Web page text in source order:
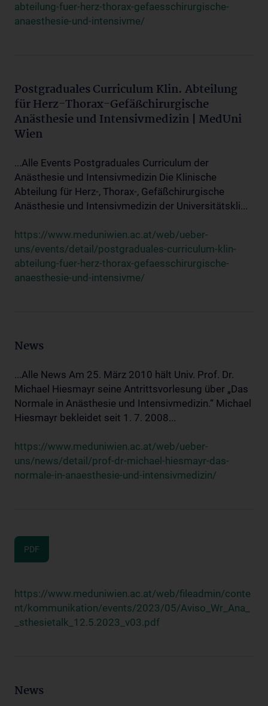
abteilung-fuer-herz-thorax-gefaesschirurgische-
anaesthesie-und-intensivme/
Postgraduales Curriculum Klin. Abteilung
für Herz-Thorax-Gefäßchirurgische
Anästhesie und Intensivmedizin | MedUni
Wien
...Alle Events Postgraduales Curriculum der
Anästhesie und Intensivmedizin Die Klinische
Abteilung für Herz-, Thorax-, Gefäßchirurgische
Anästhesie und Intensivmedizin der Universitätskli...
https://www.meduniwien.ac.at/web/ueber-
uns/events/detail/postgraduales-curriculum-klin-
abteilung-fuer-herz-thorax-gefaesschirurgische-
anaesthesie-und-intensivme/
News
...Alle News Am 25. März 2010 hält Univ. Prof. Dr.
Michael Hiesmayr seine Antrittsvorlesung über „Das
Normale in Anästhesie und Intensivmedizin.“ Michael
Hiesmayr bekleidet seit 1. 7. 2008...
https://www.meduniwien.ac.at/web/ueber-
uns/news/detail/prof-dr-michael-hiesmayr-das-
normale-in-anaesthesie-und-intensivmedizin/
PDF
https://www.meduniwien.ac.at/web/fileadmin/conte
nt/kommunikation/events/2023/05/Aviso_Wr_Ana_
_sthesietalk_12.5.2023_v03.pdf
News